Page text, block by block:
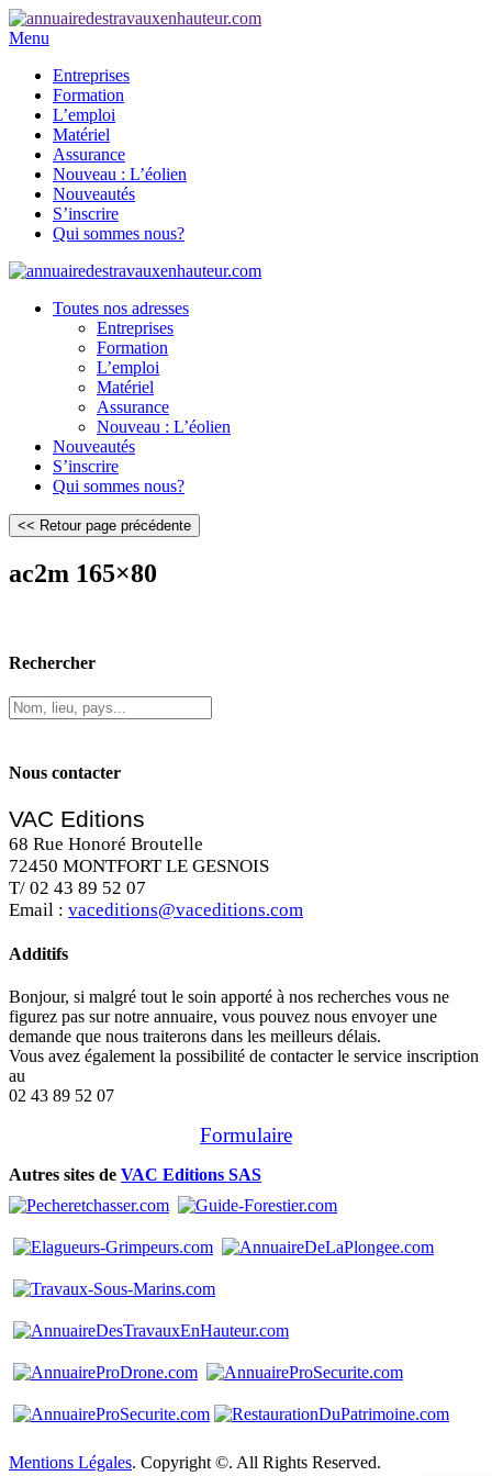
Menu
Entreprises
Formation
L’emploi
Matériel
Assurance
Nouveau : L’éolien
Nouveautés
S’inscrire
Qui sommes nous?
Toutes nos adresses
Entreprises
Formation
L’emploi
Matériel
Assurance
Nouveau : L’éolien
Nouveautés
S’inscrire
Qui sommes nous?
ac2m 165×80
Rechercher
Nous contacter
VAC Editions
68 Rue Honoré Broutelle
72450 MONTFORT LE GESNOIS
T/ 02 43 89 52 07
Email : vaceditions@vaceditions.com
Additifs
Bonjour, si malgré tout le soin apporté à nos recherches vous ne
figurez pas sur notre annuaire, vous pouvez nous envoyer une
demande que nous traiterons dans les meilleurs délais.
Vous avez également la possibilité de contacter le service inscription
au
02 43 89 52 07
Formulaire
Autres sites de VAC Editions SAS
Mentions Légales. Copyright ©. All Rights Reserved.